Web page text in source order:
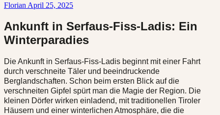
Florian April 25, 2025
Ankunft in Serfaus-Fiss-Ladis: Ein
Winterparadies
Die Ankunft in Serfaus-Fiss-Ladis beginnt mit einer Fahrt
durch verschneite Täler und beeindruckende
Berglandschaften. Schon beim ersten Blick auf die
verschneiten Gipfel spürt man die Magie der Region. Die
kleinen Dörfer wirken einladend, mit traditionellen Tiroler
Häusern und einer winterlichen Atmosphäre, die die